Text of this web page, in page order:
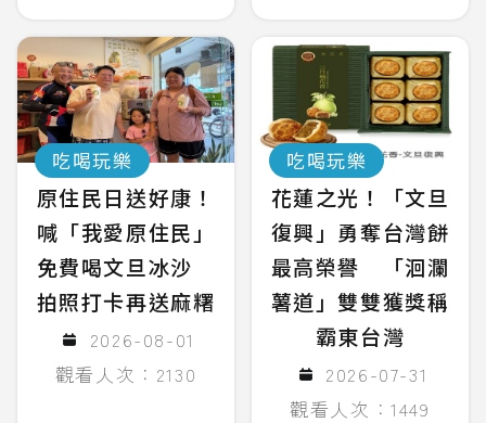
吃喝玩樂
原住民日送好康！
喊「我愛原住民」
免費喝文旦冰沙
拍照打卡再送麻糬
2026-08-01
觀看人次：2130
吃喝玩樂
花蓮之光！「文旦
復興」勇奪台灣餅
最高榮譽 「洄瀾
薯道」雙雙獲獎稱
霸東台灣
2026-07-31
觀看人次：1449